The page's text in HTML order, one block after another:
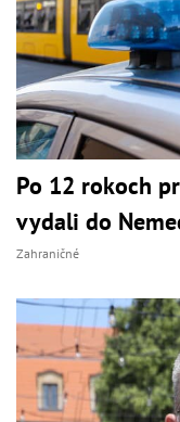
Po 12 rokoch
vydali do
Zahraničné